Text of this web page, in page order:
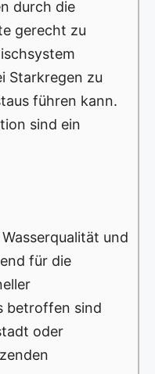
durch die
gerecht zu
Starkregen zu
führen kann.
sind ein
und
für die
betroffen sind
oder